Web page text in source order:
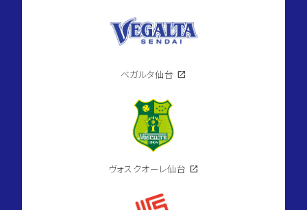
ベガルタ仙台 open_in_new
ヴォスクオーレ仙台 open_in_new